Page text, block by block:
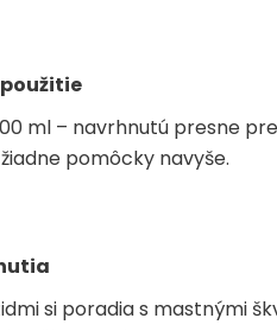
ml – navrhnutú presne
pomôcky navyše.
si poradia s mastnými